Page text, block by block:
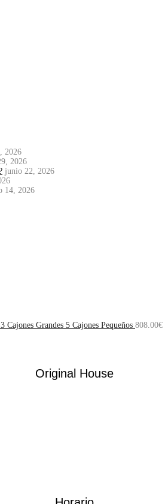
2026
2026
junio 22, 2026
14, 2026
Cajones Grandes 5 Cajones Pequeños 808.00€
Original House